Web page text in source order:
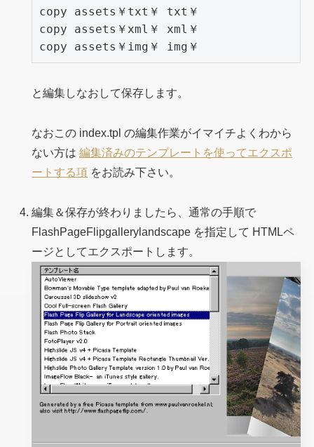
copy assets￥txt￥ txt￥
copy assets￥xml￥ xml￥
copy assets￥img￥ img￥
と編集しなおして保存します。
なおこの index.tpl の編集作業がイマイチよくわから
ない方は編集済みのテンプレートを使ってエクスポ
ートする項 をお読み下さい。
編集＆保存が終わりましたら、通常の手順で
FlashPageFlipgallerylandscape を指定して HTMLペ
ージとしてエクスポートします。